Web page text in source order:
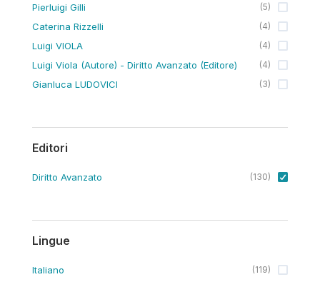
Pierluigi Gilli (5)
Caterina Rizzelli (4)
Luigi VIOLA (4)
Luigi Viola (Autore) - Diritto Avanzato (Editore) (4)
Gianluca LUDOVICI (3)
Editori
Diritto Avanzato (130)
Lingue
Italiano (119)